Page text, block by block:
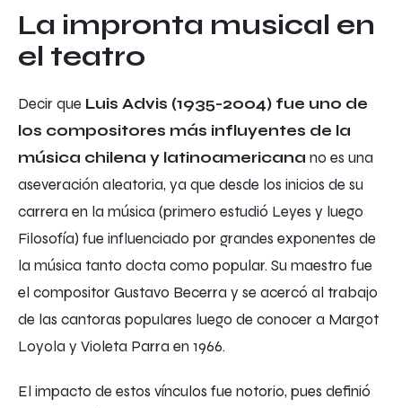
La impronta musical en
el teatro
Decir que Luis Advis (1935-2004) fue uno de
los compositores más influyentes de la
música chilena y latinoamericana no es una
aseveración aleatoria, ya que desde los inicios de su
carrera en la música (primero estudió Leyes y luego
Filosofía) fue influenciado por grandes exponentes de
la música tanto docta como popular. Su maestro fue
el compositor Gustavo Becerra y se acercó al trabajo
de las cantoras populares luego de conocer a Margot
Loyola y Violeta Parra en 1966.
El impacto de estos vínculos fue notorio, pues definió